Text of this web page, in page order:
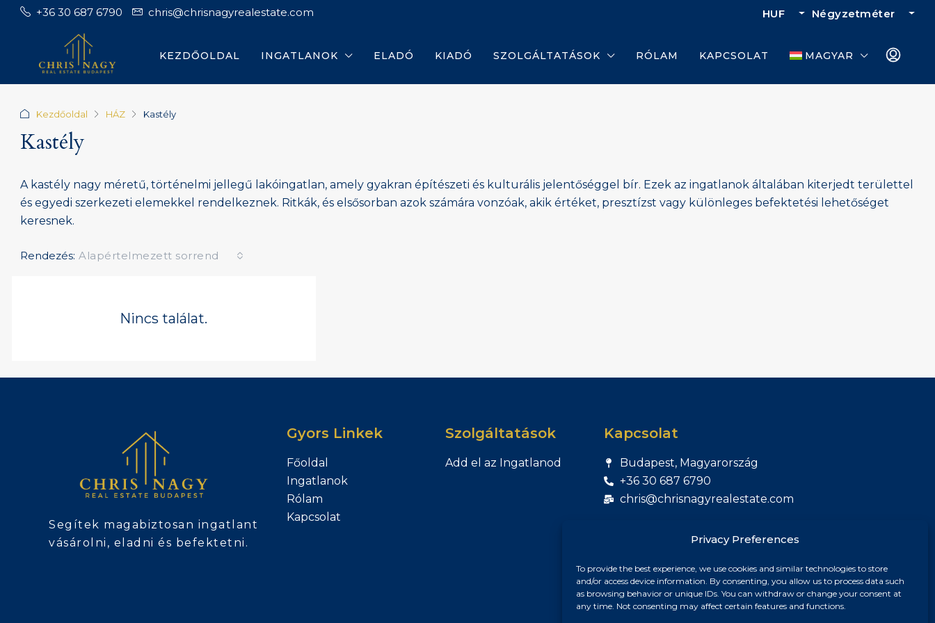
Privacy Preferences
To provide the best experience, we use cookies and similar technologies to store
and/or access device information. By consenting, you allow us to process data such
as browsing behavior or unique IDs. You can withdraw or change your consent at
any time. Not consenting may affect certain features and functions.
+36 30 687 6790 chris@chrisnagyrealestate.com HUF Négyzetméter
KEZDŐOLDAL INGATLANOK ELADÓ KIADÓ SZOLGÁLTATÁSOK RÓLAM KAPCSOLAT MAGYAR
Kezdőoldal HÁZ Kastély
Kastély
A kastély nagy méretű, történelmi jellegű lakóingatlan, amely gyakran építészeti és kulturális jelentőséggel bír. Ezek az ingatlanok általában kiterjedt területtel
és egyedi szerkezeti elemekkel rendelkeznek. Ritkák, és elsősorban azok számára vonzóak, akik értéket, presztízst vagy különleges befektetési lehetőséget
keresnek.
Rendezés: Alapértelmezett sorrend
Nincs találat.
Segítek magabiztosan ingatlant
vásárolni, eladni és befektetni.
Gyors Linkek
Főoldal
Ingatlanok
Rólam
Kapcsolat
Szolgáltatások
Add el az Ingatlanod
Kapcsolat
Budapest, Magyarország
+36 30 687 6790
chris@chrisnagyrealestate.com